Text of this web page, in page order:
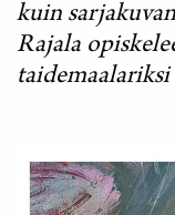
kuin
Rajala
taidemaalariksi